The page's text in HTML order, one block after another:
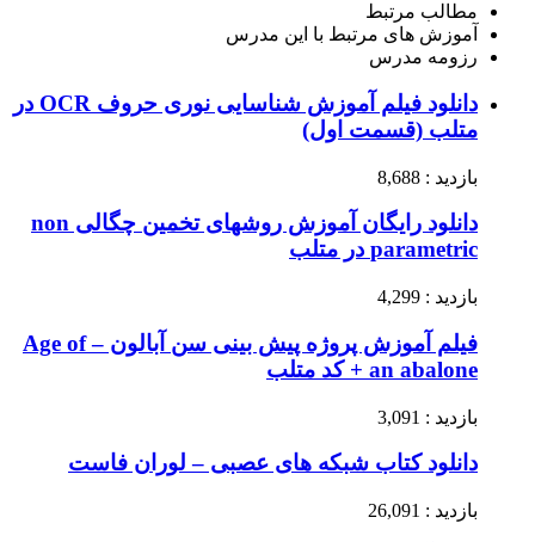
مطالب مرتبط
آموزش های مرتبط با این مدرس
رزومه مدرس
دانلود فیلم آموزش شناسایی نوری حروف OCR در
متلب (قسمت اول)
بازدید : 8,688
دانلود رایگان آموزش روشهای تخمین چگالی non
parametric در متلب
بازدید : 4,299
فیلم آموزش پروژه پیش بینی سن آبالون – Age of
an abalone + کد متلب
بازدید : 3,091
دانلود کتاب شبکه های عصبی – لوران فاست
بازدید : 26,091